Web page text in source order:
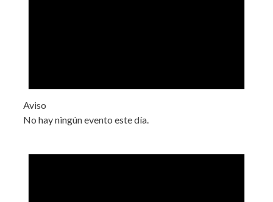
Aviso
No hay ningún evento este día.